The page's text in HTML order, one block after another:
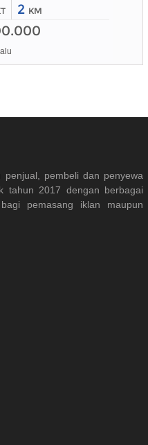
2 KM
penjual, pembeli dan penyewa
tahun 2017 dengan berbagai
pemasang iklan maupun